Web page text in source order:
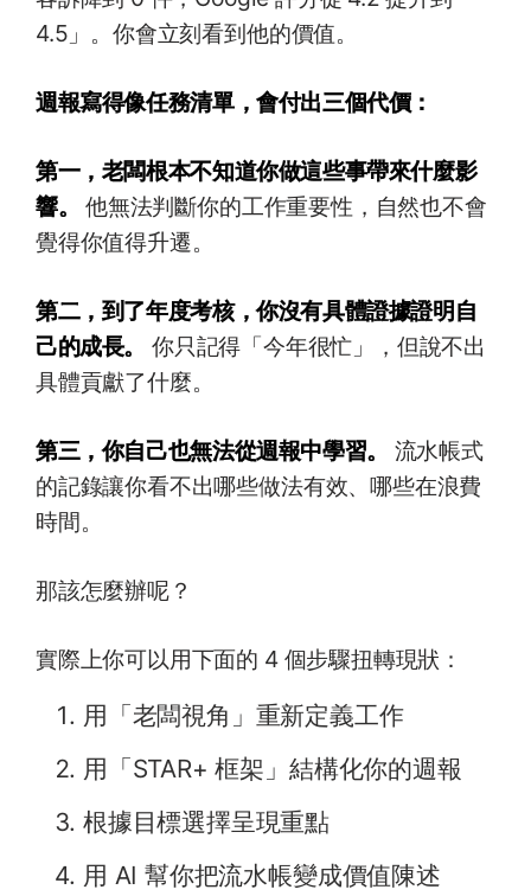
4.5」。你會立刻看到他的價值。
週報寫得像任務清單，會付出三個代價：
第一，老闆根本不知道你做這些事帶來什麼影
響。
他無法判斷你的工作重要性，自然也不會
覺得你值得升遷。
第二，到了年度考核，你沒有具體證據證明自
己的成長。
你只記得「今年很忙」，但說不出
具體貢獻了什麼。
第三，你自己也無法從週報中學習。
流水帳式
的記錄讓你看不出哪些做法有效、哪些在浪費
時間。
那該怎麼辦呢？
實際上你可以用下面的 4 個步驟扭轉現狀：
用「老闆視角」重新定義工作
用「STAR+ 框架」結構化你的週報
根據目標選擇呈現重點
用 AI 幫你把流水帳變成價值陳述